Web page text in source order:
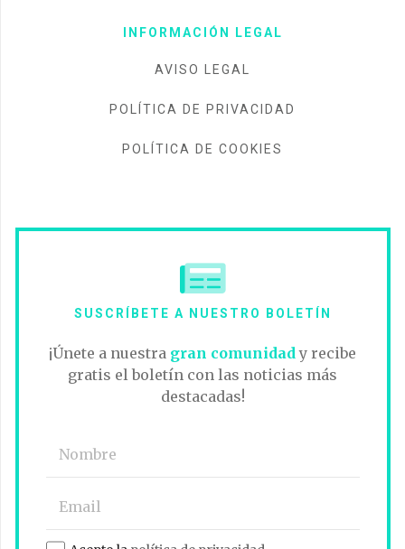
INFORMACIÓN LEGAL
AVISO LEGAL
POLÍTICA DE PRIVACIDAD
POLÍTICA DE COOKIES
SUSCRÍBETE A NUESTRO BOLETÍN
¡Únete a nuestra gran comunidady recibe
gratis el boletín con las noticias más
destacadas!